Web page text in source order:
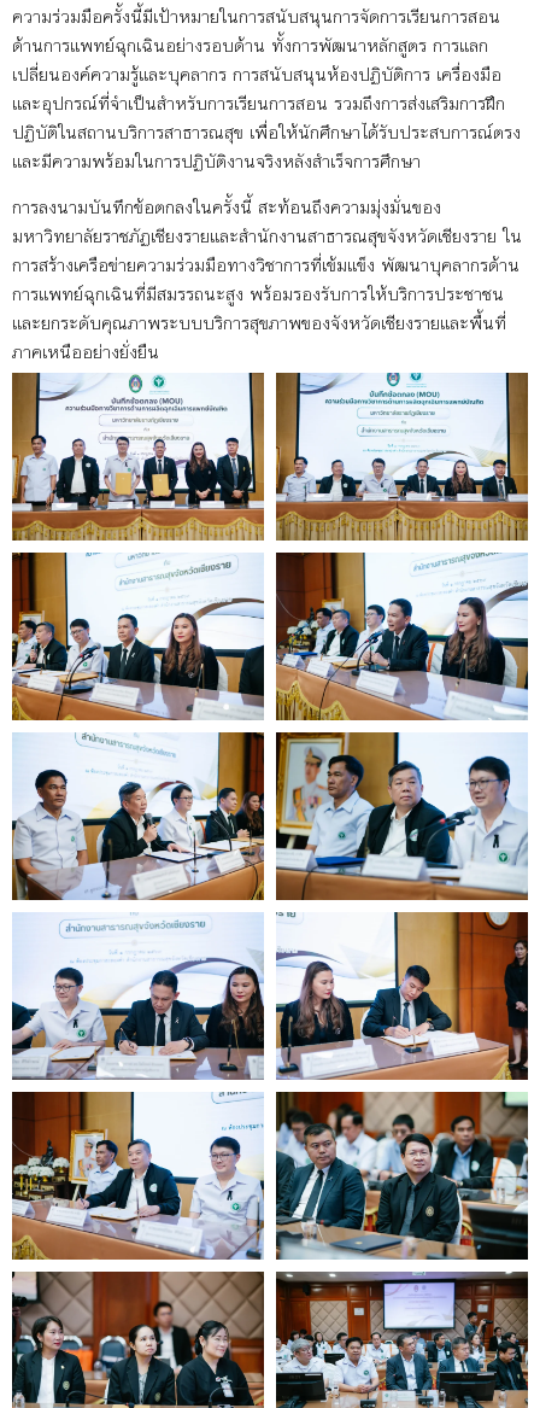
ความร่วมมือครั้งนี้มีเป้าหมายในการสนับสนุนการจัดการเรียนการสอน
ด้านการแพทย์ฉุกเฉินอย่างรอบด้าน ทั้งการพัฒนาหลักสูตร การแลก
เปลี่ยนองค์ความรู้และบุคลากร การสนับสนุนห้องปฏิบัติการ เครื่องมือ
และอุปกรณ์ที่จำเป็นสำหรับการเรียนการสอน รวมถึงการส่งเสริมการฝึก
ปฏิบัติในสถานบริการสาธารณสุข เพื่อให้นักศึกษาได้รับประสบการณ์ตรง
และมีความพร้อมในการปฏิบัติงานจริงหลังสำเร็จการศึกษา
การลงนามบันทึกข้อตกลงในครั้งนี้ สะท้อนถึงความมุ่งมั่นของ
มหาวิทยาลัยราชภัฏเชียงรายและสำนักงานสาธารณสุขจังหวัดเชียงราย ใน
การสร้างเครือข่ายความร่วมมือทางวิชาการที่เข้มแข็ง พัฒนาบุคลากรด้าน
การแพทย์ฉุกเฉินที่มีสมรรถนะสูง พร้อมรองรับการให้บริการประชาชน
และยกระดับคุณภาพระบบบริการสุขภาพของจังหวัดเชียงรายและพื้นที่
ภาคเหนืออย่างยั่งยืน